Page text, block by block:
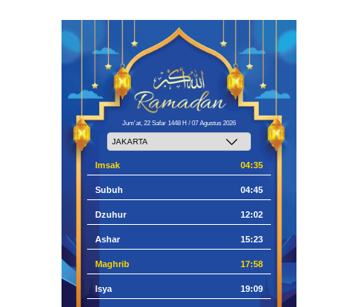
Jum'at, 22 Safar 1448 H / 07 Agustus 2026
Imsak 04:35
Subuh 04:45
Dzuhur 12:02
Ashar 15:23
Maghrib 17:58
Isya 19:09